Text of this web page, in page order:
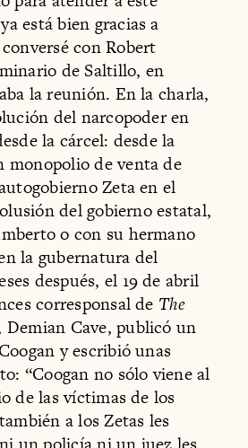
está bien gracias a
con Robert
de Saltillo, en
la reunión. En la charla,
del narcopoder en
la cárcel: desde la
monopolio de venta de
Zeta en el
del gobierno estatal,
o con su hermano
la gubernatura del
después, el 19 de abril
corresponsal de The
Demian Cave, publicó un
y escribió unas
“Coogan no sólo viene al
de las víctimas de los
a los Zetas les